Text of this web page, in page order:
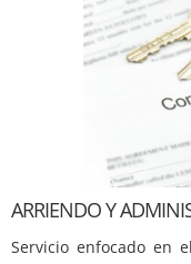
ARRIENDO Y
Servicio enfocado en